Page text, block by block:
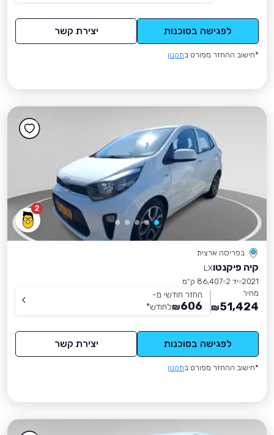
לפגישה בסוכנות יצירת קשר
*חישוב ההחזר מפורט בתקנון
2
בפריסה ארצית
קיה פיקנטוLX
2021 יד 2
86,407 ק״מ
מחיר
51,424
₪
החזר חודשי מ-
606
₪לחודש*
לפגישה בסוכנות יצירת קשר
*חישוב ההחזר מפורט בתקנון